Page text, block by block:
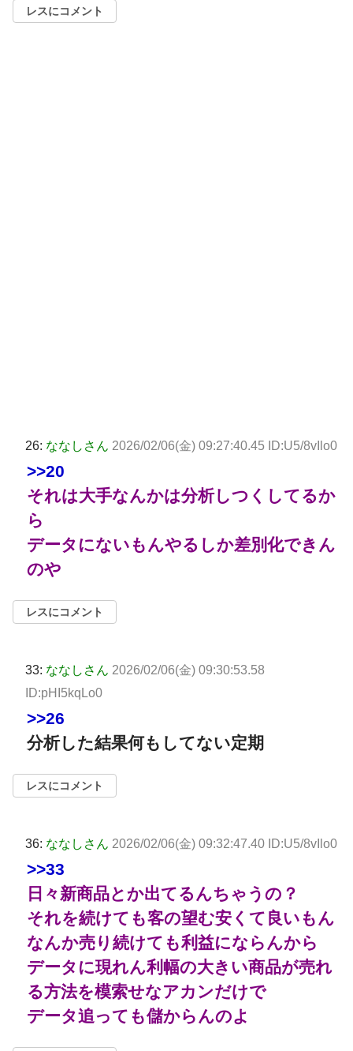
レスにコメント
26: ななしさん 2026/02/06(金) 09:27:40.45 ID:U5/8vIlo0
>>20
それは大手なんかは分析しつくしてるか
ら
データにないもんやるしか差別化できん
のや
レスにコメント
33: ななしさん 2026/02/06(金) 09:30:53.58
ID:pHI5kqLo0
>>26
分析した結果何もしてない定期
レスにコメント
36: ななしさん 2026/02/06(金) 09:32:47.40 ID:U5/8vIlo0
>>33
日々新商品とか出てるんちゃうの？
それを続けても客の望む安くて良いもん
なんか売り続けても利益にならんから
データに現れん利幅の大きい商品が売れ
る方法を模索せなアカンだけで
データ追っても儲からんのよ